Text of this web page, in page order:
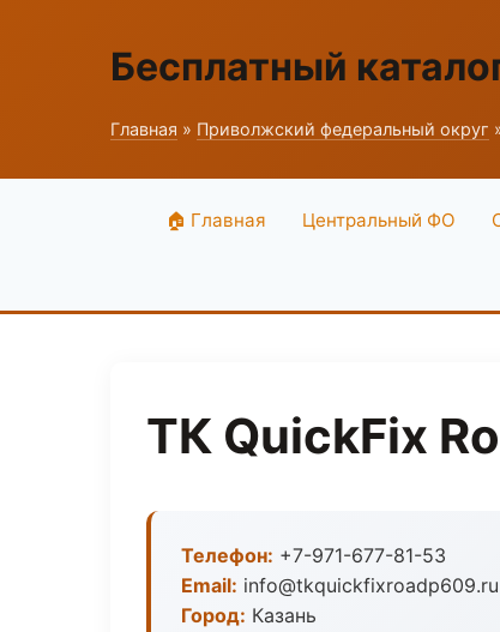
Бесплатный
Главная » Приволжский федеральный округ
🏠 Главная Центральный ФО
ТК QuickFix
Телефон: +7-971-677-81-53
Email: info@tkquickfixroadp609.ru
Город: Казань